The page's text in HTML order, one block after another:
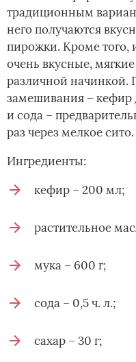
традиционным
него получаются
пирожки. Кроме того,
очень вкусные,
различной начинкой.
замешивания – кефир
и сода –
раз через мелкое сито.
Ингредиенты:
кефир – 200 мл;
растительное
мука – 600 г;
сода – 0,5 ч. л.;
сахар – 30 г;